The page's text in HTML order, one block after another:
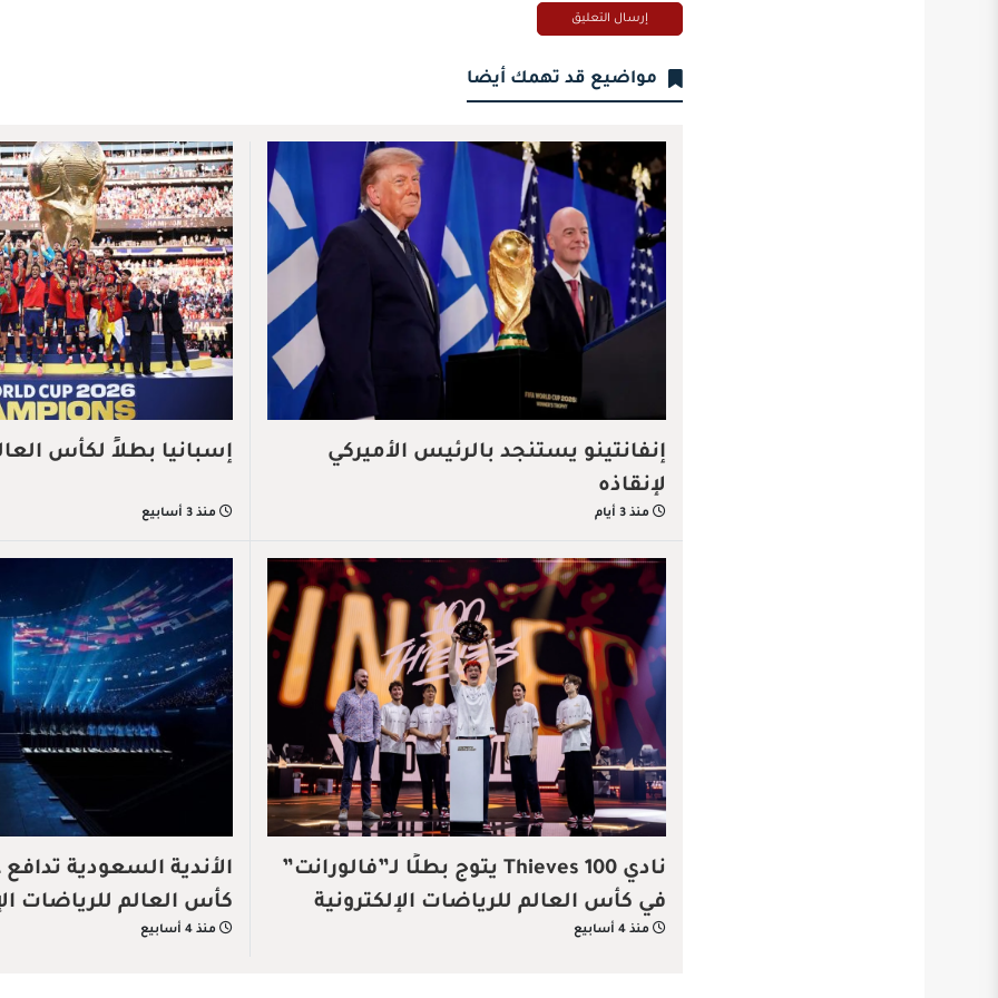
مواضيع قد تهمك أيضا
إنفانتينو يستنجد بالرئيس الأميركي
لإنقاذه
منذ 3 أيام
إسبانيا بطلاً لكأس العالم
منذ 3 أسابيع
نادي 100 Thieves يتوج بطلًا لـ”فالورانت”
في كأس العالم للرياضات الإلكترونية
2026
منذ 4 أسابيع
الأندية السعودية
كأس العالم للرياضات
منذ 4 أسابيع